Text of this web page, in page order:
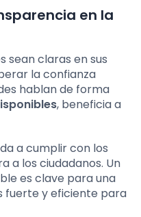
en la
sean claras en sus
la confianza
hablan de forma
, beneficia a
a cumplir con los
a los ciudadanos. Un
es clave para una
fuerte y eficiente para